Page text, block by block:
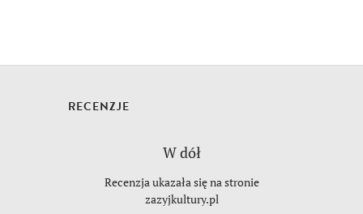
RECENZJE
W dół
Recenzja ukazała się na stronie
zazyjkultury.pl